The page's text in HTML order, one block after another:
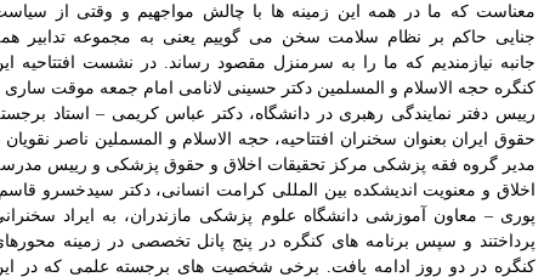
که ما در همه این زمینه­ ها با چالش مواجهیم و وقتی از سیاست
حاکم بر نظام سلامت سخن می­ گوییم یعنی به مجموعه تدابیر همه
نیازمندیم که ما را به سرمنزل مقصود رساند. در نشست افتتاحیه این
حجه­ الاسلام و المسلمین دکتر حسینی لانامی امام جمعه موقت ساری و
دفتر نمایندگی رهبری در دانشگاه، دکتر عباس کریمی – استاد برجسته
ایران بعنوان سخنران افتتاحیه، حجه الاسلام و المسملین ناصر نقویان –
گروه فقه پزشکی مرکز تحقیقات اخلاق و حقوق پزشکی و رییس مدرسه
و معنویت اندیشکده بین­ المللی کرامت انسانی، دکتر سیدخسرو قاسم­
– معاون آموزشی دانشگاه علوم پزشکی مازندران، به ایراد سخنرانی
و سپس برنامه­ های کنگره در پنج پانل تخصصی در زمینه محورهای
در دو روز ادامه یافت. برخی شخصیت­ های برجسته علمی که در این